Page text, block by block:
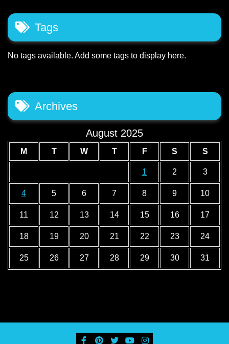
Tags
No tags available. Add some tags to display here.
Archives
August 2025
M T W T F S S
1 2 3
4 5 6 7 8 9 10
11 12 13 14 15 16 17
18 19 20 21 22 23 24
25 26 27 28 29 30 31